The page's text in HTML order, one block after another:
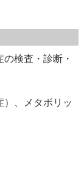
検査・診断・
）、メタボリッ